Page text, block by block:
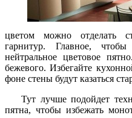
цветом можно отделать
гарнитур. Главное,
нейтральное цветовое
бежевого. Избегайте
фоне стены будут казаться
Тут лучше подойдет
пятна, чтобы избежать